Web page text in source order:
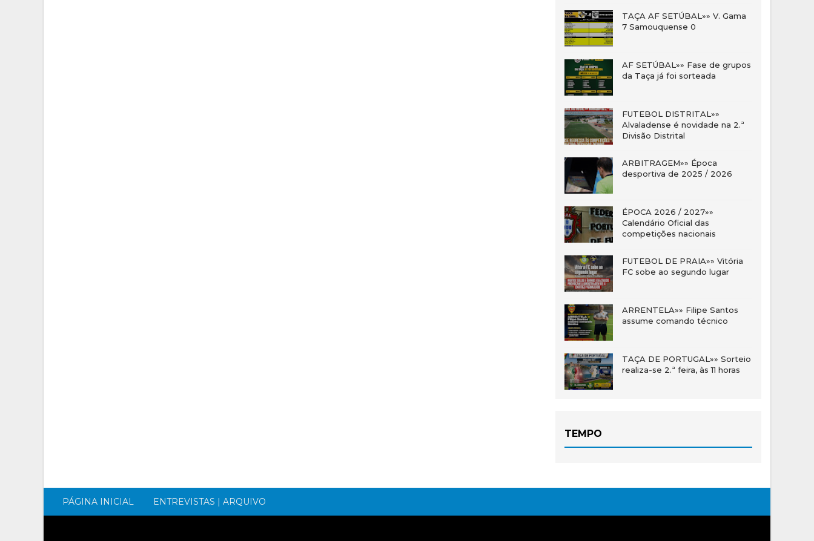
TAÇA AF SETÚBAL»» V. Gama
7 Samouquense 0
AF SETÚBAL»» Fase de grupos
da Taça já foi sorteada
FUTEBOL DISTRITAL»»
Alvaladense é novidade na 2.ª
Divisão Distrital
ARBITRAGEM»» Época
desportiva de 2025 / 2026
ÉPOCA 2026 / 2027»»
Calendário Oficial das
competições nacionais
FUTEBOL DE PRAIA»» Vitória
FC sobe ao segundo lugar
ARRENTELA»» Filipe Santos
assume comando técnico
TAÇA DE PORTUGAL»» Sorteio
realiza-se 2.ª feira, às 11 horas
TEMPO
PÁGINA INICIAL ENTREVISTAS | ARQUIVO